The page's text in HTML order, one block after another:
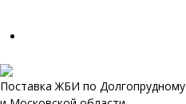
Поставка ЖБИ по Долгопрудному